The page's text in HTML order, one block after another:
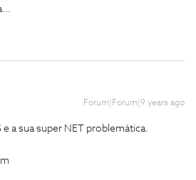
Forum|Forum|9 years ago
a sua super NET problemática.